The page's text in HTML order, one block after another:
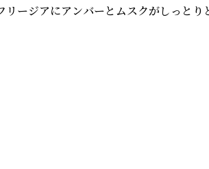
ージアにアンバーとムスクがしっとり